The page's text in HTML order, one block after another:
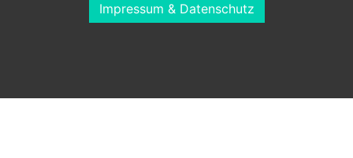
Impressum & Datenschutz